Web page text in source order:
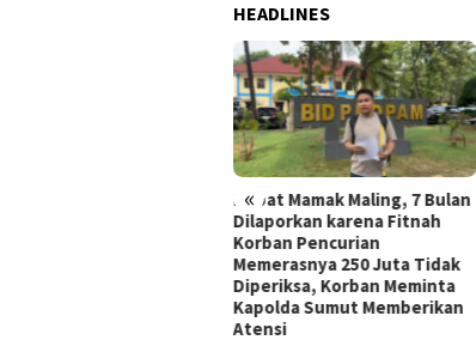
HEADLINES
«Mangkrak 7 Bulan, Korban
Pencurian Yang Difitnah
Memeras Maling Rp250 Juta
Minta Kapolda Sumut Atensi
Laporannya